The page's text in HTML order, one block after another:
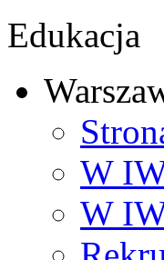
Edukacja
W
W